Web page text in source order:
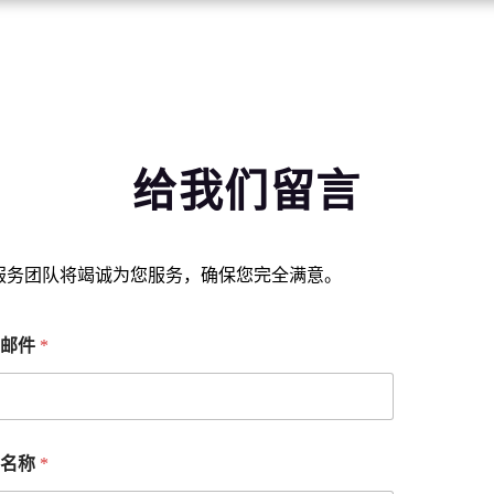
给我们留言
团队将竭诚为您服务，确保您完全满意。
件 *
称 *